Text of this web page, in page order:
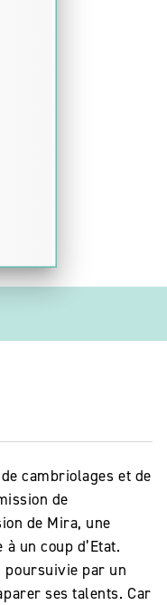
cambriolages et de
de
de Mira, une
un coup d’Etat.
poursuivie par un
ses talents. Car